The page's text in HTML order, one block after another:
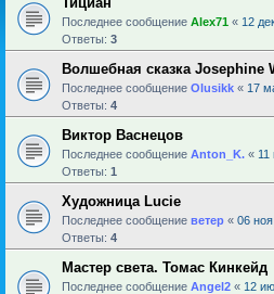
Последнее сообщение Alex71 « 12
Ответы: 3
Волшебная сказка Josephine
Последнее сообщение Olusikk « 17
Ответы: 4
Виктор Васнецов
Последнее сообщение Anton_K. « 11
Ответы: 1
Художница Lucie
Последнее сообщение ветер « 06
Ответы: 4
Мастер света. Томас Кинкейд
Последнее сообщение Angel2 « 12